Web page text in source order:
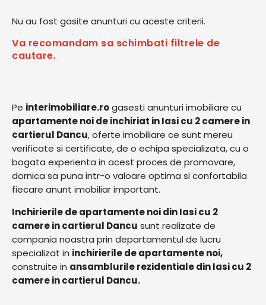
Nu au fost gasite anunturi cu aceste criterii.
Va recomandam sa schimbati filtrele de
cautare.
Pe interimobiliare.rogasesti anunturi imobiliare cu
apartamente noi de inchiriat in Iasi cu 2 camere in
cartierul Dancu, oferte imobiliare ce sunt mereu
verificate si certificate, de o echipa specializata, cu o
bogata experienta in acest proces de promovare,
dornica sa puna intr-o valoare optima si confortabila
fiecare anunt imobiliar important.
Inchirierile de apartamente noi din Iasi cu 2
camere in cartierul Dancu sunt realizate de
compania noastra prin departamentul de lucru
specializat in inchirierile de apartamente noi,
construite in ansamblurile rezidentiale din Iasi cu 2
camere in cartierul Dancu.